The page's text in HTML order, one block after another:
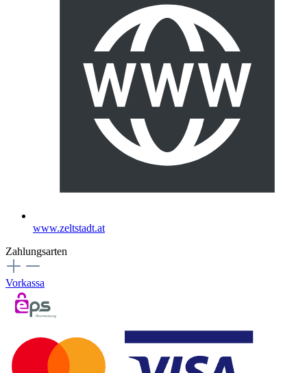
www.zeltstadt.at
Zahlungsarten
Vorkassa